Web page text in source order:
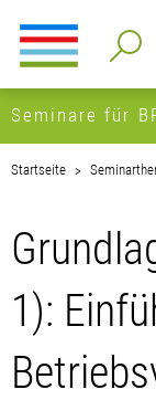
Seminare für
Startseite
1):